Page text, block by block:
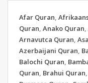
Afar Quran,
Quran, Anako Quran,
Arnavutca Quran,
Azerbaijani Quran,
Balochi Quran,
Quran, Brahui Quran,